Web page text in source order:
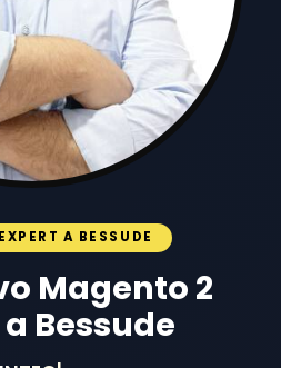
A BESSUDE
Magento 2
Bessude